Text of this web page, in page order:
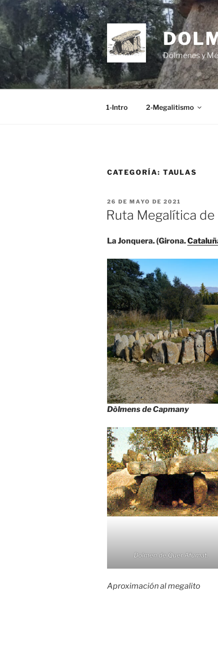
Saltar
al
contenido
Dólmenes y
1-Intro 2-Megalitismo
CATEGORÍA: TAULAS
PUBLICADO
EL
26 DE MAYO DE 2021
Ruta Megalítica de
La Jonquera. (Girona.
Dòlmens de Capmany
Dolmen de Quer Afumat.
Aproximación al megalito